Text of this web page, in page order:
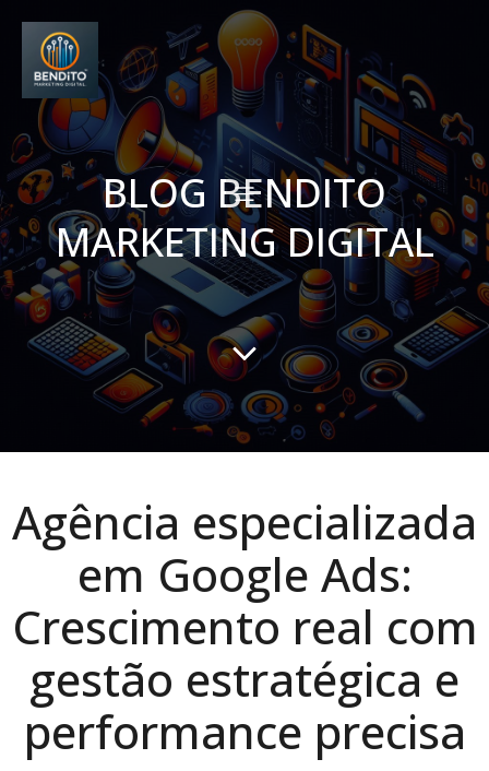
BLOG BENDITO
MARKETING DIGITAL
Agência especializada
em Google Ads:
Crescimento real com
gestão estratégica e
performance precisa